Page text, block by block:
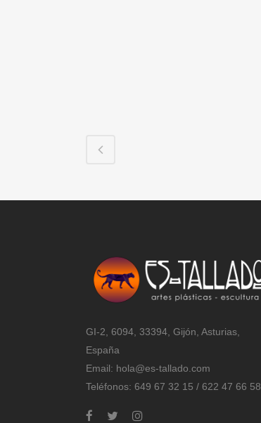
GI-2, 6094, 33394, Gijón, Asturias,
España
Email: hola@es-tallado.com
Teléfonos: 649 67 32 15 / 622 47 66 58